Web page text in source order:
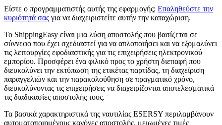
Είστε ο προγραμματιστής αυτής της εφαρμογής; Επαληθεύστε την
κυριότητά σας για να διαχειριστείτε αυτήν την καταχώριση.
Το ShippingEasy είναι μια λύση αποστολής που βασίζεται σε
σύννεφο που έχει σχεδιαστεί για να απλοποιήσει και να εξομαλύνει
τις λειτουργίες εφοδιαστικής για τις επιχειρήσεις ηλεκτρονικού
εμπορίου. Προσφέρει ένα φιλικό προς το χρήστη διεπαφή που
διευκολύνει την εκτύπωση της ετικέτας παρτίδας, τη διαχείριση
παραγγελιών και την παρακολούθηση σε πραγματικό χρόνο,
διευκολύνοντας τις επιχειρήσεις να διαχειρίζονται αποτελεσματικά
τις διαδικασίες αποστολής τους.
Τα βασικά χαρακτηριστικά της ναυτιλίας ESERSY περιλαμβάνουν
αυτοματοποιημένους κανόνες αποστολής, μειωμένες τιμές